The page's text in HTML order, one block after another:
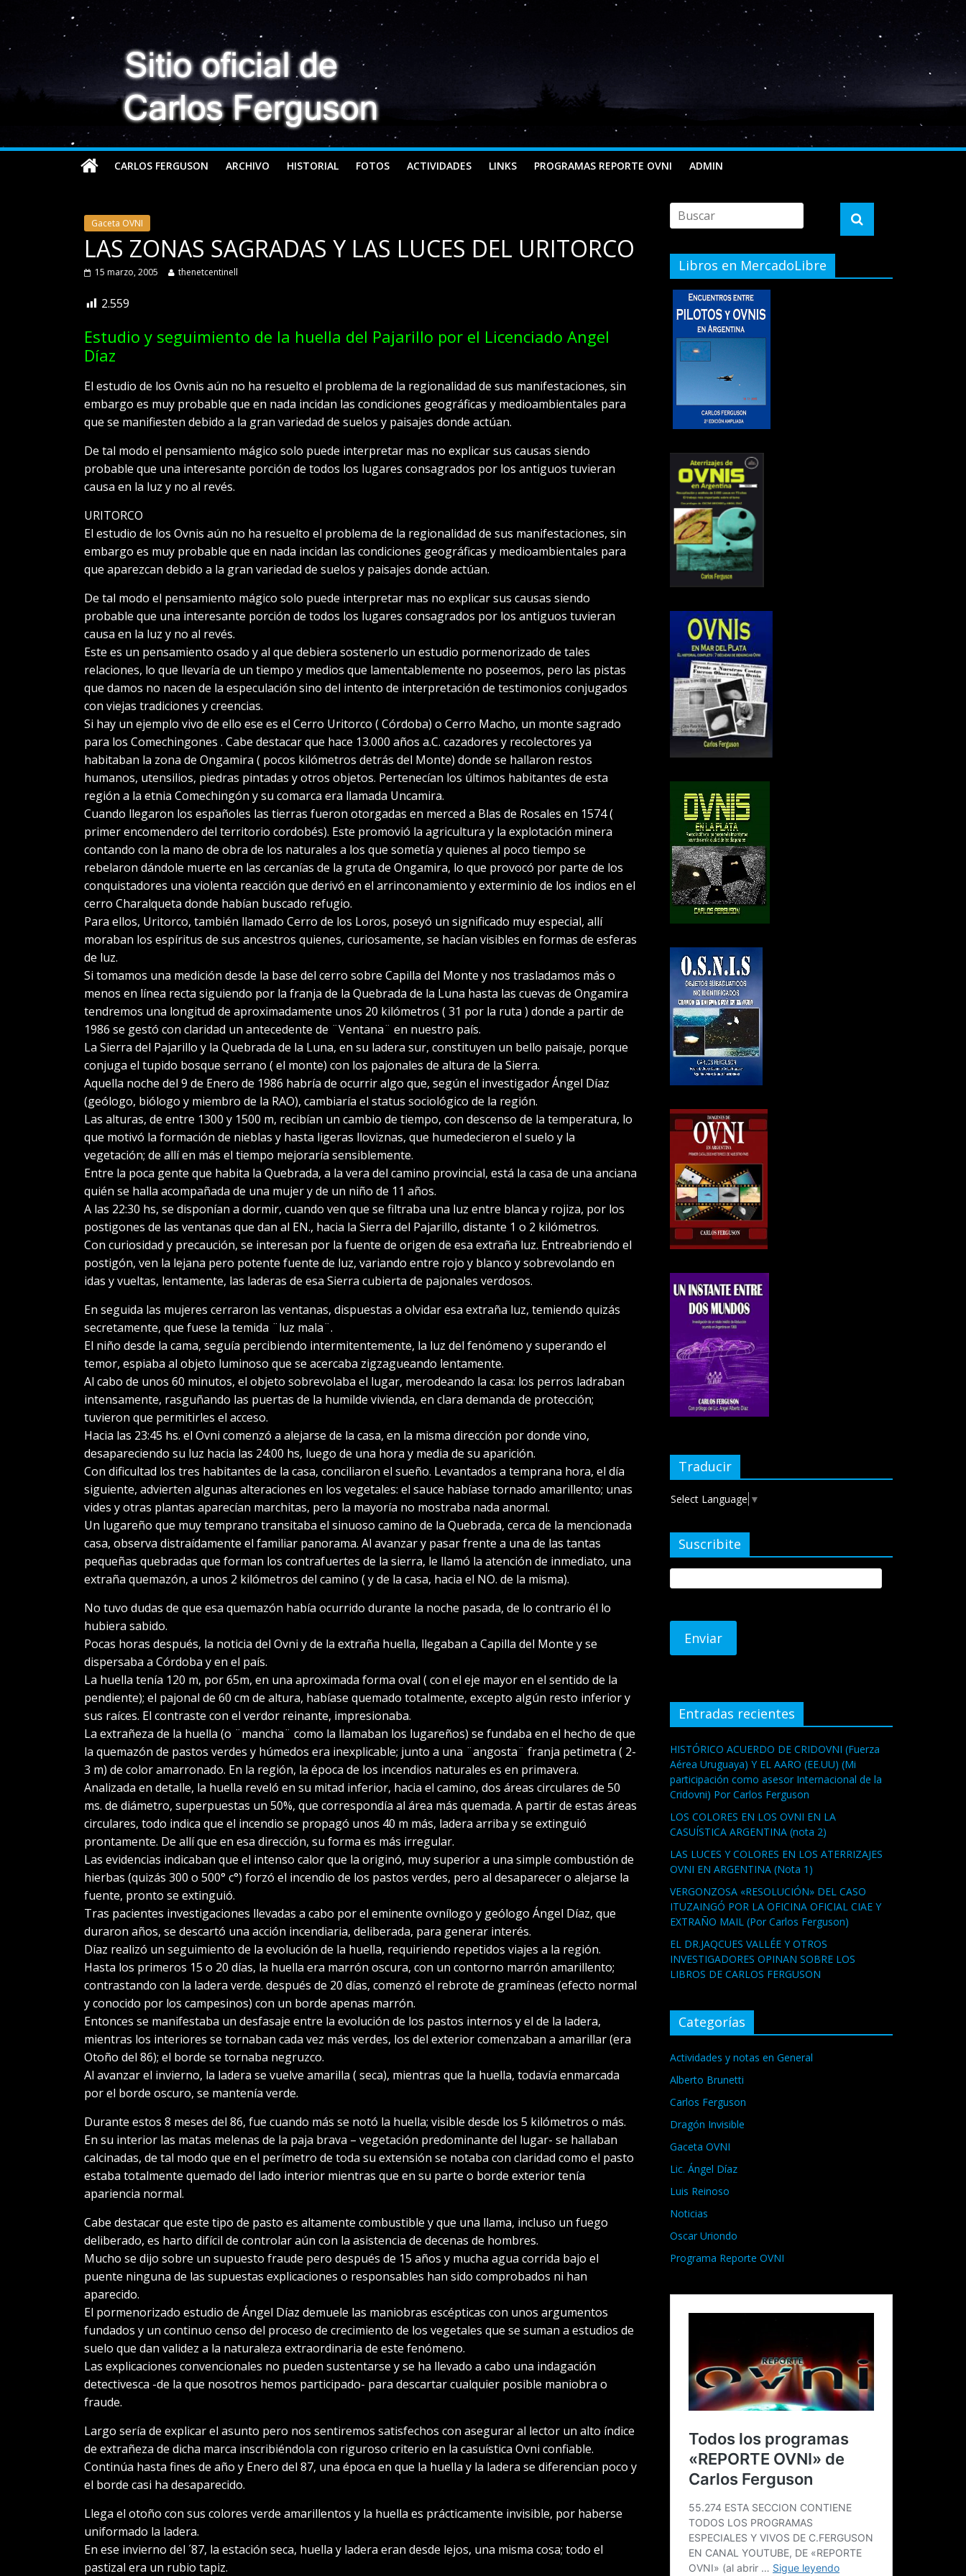
CARLOS FERGUSON ARCHIVO HISTORIAL FOTOS ACTIVIDADES LINKS PROGRAMAS REPORTE OVNI ADMIN
Gaceta OVNI
LAS ZONAS SAGRADAS Y LAS LUCES DEL URITORCO
15 marzo, 2005 thenetcentinell
2.559
Estudio y seguimiento de la huella del Pajarillo por el Licenciado Angel
Díaz
El estudio de los Ovnis aún no ha resuelto el problema de la regionalidad de sus manifestaciones, sin
embargo es muy probable que en nada incidan las condiciones geográficas y medioambientales para
que se manifiesten debido a la gran variedad de suelos y paisajes donde actúan.
De tal modo el pensamiento mágico solo puede interpretar mas no explicar sus causas siendo
probable que una interesante porción de todos los lugares consagrados por los antiguos tuvieran
causa en la luz y no al revés.
URITORCO
El estudio de los Ovnis aún no ha resuelto el problema de la regionalidad de sus manifestaciones, sin
embargo es muy probable que en nada incidan las condiciones geográficas y medioambientales para
que aparezcan debido a la gran variedad de suelos y paisajes donde actúan.
De tal modo el pensamiento mágico solo puede interpretar mas no explicar sus causas siendo
probable que una interesante porción de todos los lugares consagrados por los antiguos tuvieran
causa en la luz y no al revés.
Este es un pensamiento osado y al que debiera sostenerlo un estudio pormenorizado de tales
relaciones, lo que llevaría de un tiempo y medios que lamentablemente no poseemos, pero las pistas
que damos no nacen de la especulación sino del intento de interpretación de testimonios conjugados
con viejas tradiciones y creencias.
Si hay un ejemplo vivo de ello ese es el Cerro Uritorco ( Córdoba) o Cerro Macho, un monte sagrado
para los Comechingones . Cabe destacar que hace 13.000 años a.C. cazadores y recolectores ya
habitaban la zona de Ongamira ( pocos kilómetros detrás del Monte) donde se hallaron restos
humanos, utensilios, piedras pintadas y otros objetos. Pertenecían los últimos habitantes de esta
región a la etnia Comechingón y su comarca era llamada Uncamira.
Cuando llegaron los españoles las tierras fueron otorgadas en merced a Blas de Rosales en 1574 (
primer encomendero del territorio cordobés). Este promovió la agricultura y la explotación minera
contando con la mano de obra de los naturales a los que sometía y quienes al poco tiempo se
rebelaron dándole muerte en las cercanías de la gruta de Ongamira, lo que provocó por parte de los
conquistadores una violenta reacción que derivó en el arrinconamiento y exterminio de los indios en el
cerro Charalqueta donde habían buscado refugio.
Para ellos, Uritorco, también llamado Cerro de los Loros, poseyó un significado muy especial, allí
moraban los espíritus de sus ancestros quienes, curiosamente, se hacían visibles en formas de esferas
de luz.
Si tomamos una medición desde la base del cerro sobre Capilla del Monte y nos trasladamos más o
menos en línea recta siguiendo por la franja de la Quebrada de la Luna hasta las cuevas de Ongamira
tendremos una longitud de aproximadamente unos 20 kilómetros ( 31 por la ruta ) donde a partir de
1986 se gestó con claridad un antecedente de ¨Ventana¨ en nuestro país.
La Sierra del Pajarillo y la Quebrada de la Luna, en su ladera sur, constituyen un bello paisaje, porque
conjuga el tupido bosque serrano ( el monte) con los pajonales de altura de la Sierra.
Aquella noche del 9 de Enero de 1986 habría de ocurrir algo que, según el investigador Ángel Díaz
(geólogo, biólogo y miembro de la RAO), cambiaría el status sociológico de la región.
Las alturas, de entre 1300 y 1500 m, recibían un cambio de tiempo, con descenso de la temperatura, lo
que motivó la formación de nieblas y hasta ligeras lloviznas, que humedecieron el suelo y la
vegetación; de allí en más el tiempo mejoraría sensiblemente.
Entre la poca gente que habita la Quebrada, a la vera del camino provincial, está la casa de una anciana
quién se halla acompañada de una mujer y de un niño de 11 años.
A las 22:30 hs, se disponían a dormir, cuando ven que se filtraba una luz entre blanca y rojiza, por los
postigones de las ventanas que dan al EN., hacia la Sierra del Pajarillo, distante 1 o 2 kilómetros.
Con curiosidad y precaución, se interesan por la fuente de origen de esa extraña luz. Entreabriendo el
postigón, ven la lejana pero potente fuente de luz, variando entre rojo y blanco y sobrevolando en
idas y vueltas, lentamente, las laderas de esa Sierra cubierta de pajonales verdosos.
En seguida las mujeres cerraron las ventanas, dispuestas a olvidar esa extraña luz, temiendo quizás
secretamente, que fuese la temida ¨luz mala¨.
El niño desde la cama, seguía percibiendo intermitentemente, la luz del fenómeno y superando el
temor, espiaba al objeto luminoso que se acercaba zigzagueando lentamente.
Al cabo de unos 60 minutos, el objeto sobrevolaba el lugar, merodeando la casa: los perros ladraban
intensamente, rasguñando las puertas de la humilde vivienda, en clara demanda de protección;
tuvieron que permitirles el acceso.
Hacia las 23:45 hs. el Ovni comenzó a alejarse de la casa, en la misma dirección por donde vino,
desapareciendo su luz hacia las 24:00 hs, luego de una hora y media de su aparición.
Con dificultad los tres habitantes de la casa, conciliaron el sueño. Levantados a temprana hora, el día
siguiente, advierten algunas alteraciones en los vegetales: el sauce habíase tornado amarillento; unas
vides y otras plantas aparecían marchitas, pero la mayoría no mostraba nada anormal.
Un lugareño que muy temprano transitaba el sinuoso camino de la Quebrada, cerca de la mencionada
casa, observa distraídamente el familiar panorama. Al avanzar y pasar frente a una de las tantas
pequeñas quebradas que forman los contrafuertes de la sierra, le llamó la atención de inmediato, una
extraña quemazón, a unos 2 kilómetros del camino ( y de la casa, hacia el NO. de la misma).
No tuvo dudas de que esa quemazón había ocurrido durante la noche pasada, de lo contrario él lo
hubiera sabido.
Pocas horas después, la noticia del Ovni y de la extraña huella, llegaban a Capilla del Monte y se
dispersaba a Córdoba y en el país.
La huella tenía 120 m, por 65m, en una aproximada forma oval ( con el eje mayor en el sentido de la
pendiente); el pajonal de 60 cm de altura, habíase quemado totalmente, excepto algún resto inferior y
sus raíces. El contraste con el verdor reinante, impresionaba.
La extrañeza de la huella (o ¨mancha¨ como la llamaban los lugareños) se fundaba en el hecho de que
la quemazón de pastos verdes y húmedos era inexplicable; junto a una ¨angosta¨ franja petimetra ( 2-
3 m) de color amarronado. En la región, la época de los incendios naturales es en primavera.
Analizada en detalle, la huella reveló en su mitad inferior, hacia el camino, dos áreas circulares de 50
ms. de diámetro, superpuestas un 50%, que correspondía al área más quemada. A partir de estas áreas
circulares, todo indica que el incendio se propagó unos 40 m más, ladera arriba y se extinguió
prontamente. De allí que en esa dirección, su forma es más irregular.
Las evidencias indicaban que el intenso calor que la originó, muy superior a una simple combustión de
hierbas (quizás 300 o 500° c°) forzó el incendio de los pastos verdes, pero al desaparecer o alejarse la
fuente, pronto se extinguió.
Tras pacientes investigaciones llevadas a cabo por el eminente ovnílogo y geólogo Ángel Díaz, que
duraron años, se descartó una acción incendiaria, deliberada, para generar interés.
Díaz realizó un seguimiento de la evolución de la huella, requiriendo repetidos viajes a la región.
Hasta los primeros 15 o 20 días, la huella era marrón oscura, con un contorno marrón amarillento;
contrastando con la ladera verde. después de 20 días, comenzó el rebrote de gramíneas (efecto normal
y conocido por los campesinos) con un borde apenas marrón.
Entonces se manifestaba un desfasaje entre la evolución de los pastos internos y el de la ladera,
mientras los interiores se tornaban cada vez más verdes, los del exterior comenzaban a amarillar (era
Otoño del 86); el borde se tornaba negruzco.
Al avanzar el invierno, la ladera se vuelve amarilla ( seca), mientras que la huella, todavía enmarcada
por el borde oscuro, se mantenía verde.
Durante estos 8 meses del 86, fue cuando más se notó la huella; visible desde los 5 kilómetros o más.
En su interior las matas melenas de la paja brava – vegetación predominante del lugar- se hallaban
calcinadas, de tal modo que en el perímetro de toda su extensión se notaba con claridad como el pasto
estaba totalmente quemado del lado interior mientras que en su parte o borde exterior tenía
apariencia normal.
Cabe destacar que este tipo de pasto es altamente combustible y que una llama, incluso un fuego
deliberado, es harto difícil de controlar aún con la asistencia de decenas de hombres.
Mucho se dijo sobre un supuesto fraude pero después de 15 años y mucha agua corrida bajo el
puente ninguna de las supuestas explicaciones o responsables han sido comprobados ni han
aparecido.
El pormenorizado estudio de Ángel Díaz demuele las maniobras escépticas con unos argumentos
fundados y un continuo censo del proceso de crecimiento de los vegetales que se suman a estudios de
suelo que dan validez a la naturaleza extraordinaria de este fenómeno.
Las explicaciones convencionales no pueden sustentarse y se ha llevado a cabo una indagación
detectivesca -de la que nosotros hemos participado- para descartar cualquier posible maniobra o
fraude.
Largo sería de explicar el asunto pero nos sentiremos satisfechos con asegurar al lector un alto índice
de extrañeza de dicha marca inscribiéndola con riguroso criterio en la casuística Ovni confiable.
Continúa hasta fines de año y Enero del 87, una época en que la huella y la ladera se diferencian poco y
el borde casi ha desaparecido.
Llega el otoño con sus colores verde amarillentos y la huella es prácticamente invisible, por haberse
uniformado la ladera.
En ese invierno del ´87, la estación seca, huella y ladera eran desde lejos, una misma cosa; todo el
pastizal era un rubio tapiz.
Libros en MercadoLibre
Traducir
Select Language ▼
Suscribite
Entradas recientes
HISTÓRICO ACUERDO DE CRIDOVNI (Fuerza
Aérea Uruguaya) Y EL AARO (EE.UU) (Mi
participación como asesor Internacional de la
Cridovni) Por Carlos Ferguson
LOS COLORES EN LOS OVNI EN LA
CASUÍSTICA ARGENTINA (nota 2)
LAS LUCES Y COLORES EN LOS ATERRIZAJES
OVNI EN ARGENTINA (Nota 1)
VERGONZOSA «RESOLUCIÓN» DEL CASO
ITUZAINGÓ POR LA OFICINA OFICIAL CIAE Y
EXTRAÑO MAIL (Por Carlos Ferguson)
EL DR.JAQCUES VALLÉE Y OTROS
INVESTIGADORES OPINAN SOBRE LOS
LIBROS DE CARLOS FERGUSON
Categorías
Actividades y notas en General
Alberto Brunetti
Carlos Ferguson
Dragón Invisible
Gaceta OVNI
Lic. Ángel Díaz
Luis Reinoso
Noticias
Oscar Uriondo
Programa Reporte OVNI